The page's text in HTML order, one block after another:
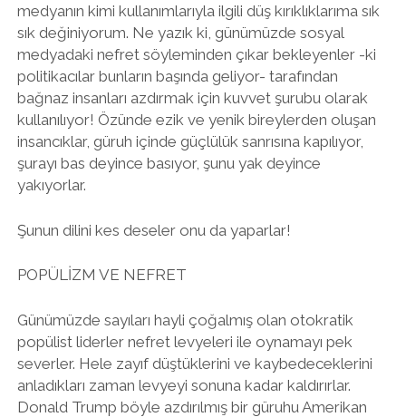
medyanın kimi kullanımlarıyla ilgili düş kırıklıklarıma sık
sık değiniyorum. Ne yazık ki, günümüzde sosyal
medyadaki nefret söyleminden çıkar bekleyenler -ki
politikacılar bunların başında geliyor- tarafından
bağnaz insanları azdırmak için kuvvet şurubu olarak
kullanılıyor! Özünde ezik ve yenik bireylerden oluşan
insancıklar, güruh içinde güçlülük sanrısına kapılıyor,
şurayı bas deyince basıyor, şunu yak deyince
yakıyorlar.
Şunun dilini kes deseler onu da yaparlar!
POPÜLİZM VE NEFRET
Günümüzde sayıları hayli çoğalmış olan otokratik
popülist liderler nefret levyeleri ile oynamayı pek
severler. Hele zayıf düştüklerini ve kaybedeceklerini
anladıkları zaman levyeyi sonuna kadar kaldırırlar.
Donald Trump böyle azdırılmış bir güruhu Amerikan